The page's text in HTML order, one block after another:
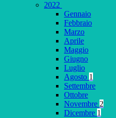
2022
Gennaio
Febbraio
Marzo
Aprile
Maggio
Giugno
Luglio
Agosto 1
Settembre
Ottobre
Novembre 2
Dicembre 1